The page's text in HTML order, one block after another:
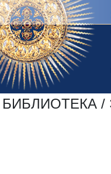
БИБЛИОТЕКА